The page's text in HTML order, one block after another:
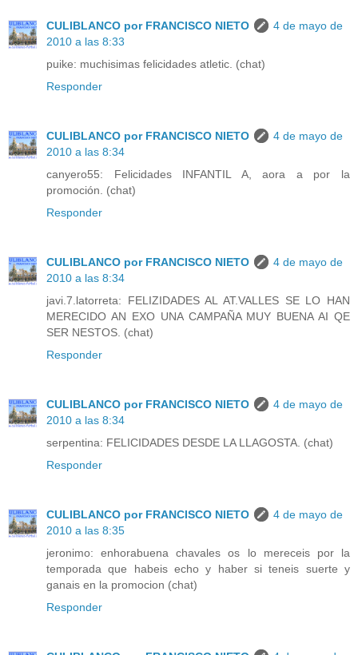
CULIBLANCO por FRANCISCO NIETO
4 de mayo de
2010 a las 8:33
puike: muchisimas felicidades atletic. (chat)
Responder
CULIBLANCO por FRANCISCO NIETO
4 de mayo de
2010 a las 8:34
canyero55: Felicidades INFANTIL A, aora a por la
promoción. (chat)
Responder
CULIBLANCO por FRANCISCO NIETO
4 de mayo de
2010 a las 8:34
javi.7.latorreta: FELIZIDADES AL AT.VALLES SE LO HAN
MERECIDO AN EXO UNA CAMPAÑA MUY BUENA AI QE
SER NESTOS. (chat)
Responder
CULIBLANCO por FRANCISCO NIETO
4 de mayo de
2010 a las 8:34
serpentina: FELICIDADES DESDE LA LLAGOSTA. (chat)
Responder
CULIBLANCO por FRANCISCO NIETO
4 de mayo de
2010 a las 8:35
jeronimo: enhorabuena chavales os lo mereceis por la
temporada que habeis echo y haber si teneis suerte y
ganais en la promocion (chat)
Responder